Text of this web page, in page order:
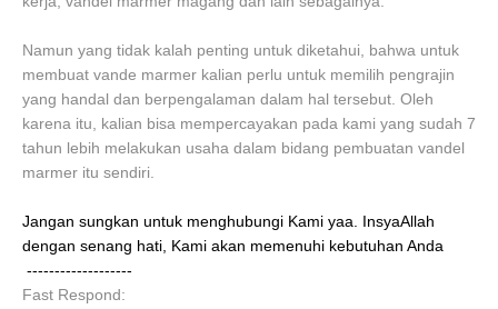
Namun yang tidak kalah penting untuk diketahui, bahwa untuk
membuat vande marmer kalian perlu untuk memilih pengrajin
yang handal dan berpengalaman dalam hal tersebut. Oleh
karena itu, kalian bisa mempercayakan pada kami yang sudah 7
tahun lebih melakukan usaha dalam bidang pembuatan vandel
marmer itu sendiri.
Jangan sungkan untuk menghubungi Kami yaa. InsyaAllah
dengan senang hati, Kami akan memenuhi kebutuhan Anda
-------------------
Fast Respond: